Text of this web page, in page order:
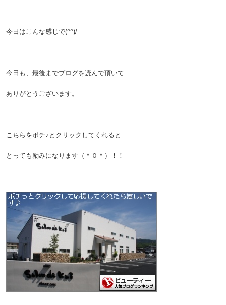
今日はこんな感じで(^^)/
今日も、最後までブログを読んで頂いて
ありがとうございます。
こちらをポチ♪とクリックしてくれると
とっても励みになります（＾０＾）！！